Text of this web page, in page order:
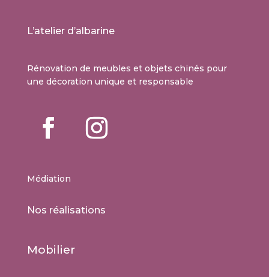
L’atelier d’albarine
Rénovation de meubles et objets chinés pour
une décoration unique et responsable
Médiation
Nos réalisations
Mobilier